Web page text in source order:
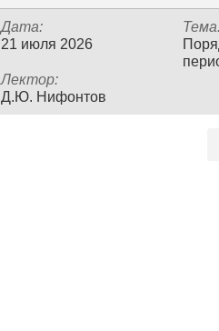
Дата:
21 июля 2026
Лектор:
Д.Ю. Нифонтов